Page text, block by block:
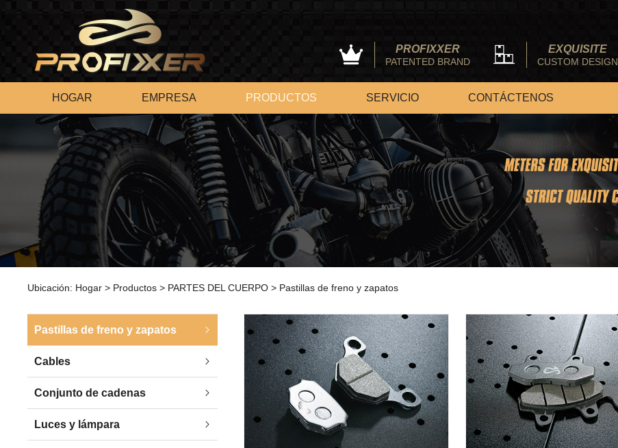
PROFIXXER
PATENTED BRAND
EXQUISITE
CUSTOM DESIGN
HOGAR EMPRESA PRODUCTOS SERVICIO CONTÁCTENOS
Ubicación: Hogar > Productos > PARTES DEL CUERPO > Pastillas de freno y zapatos
Pastillas de freno y zapatos
Cables
Conjunto de cadenas
Luces y lámpara